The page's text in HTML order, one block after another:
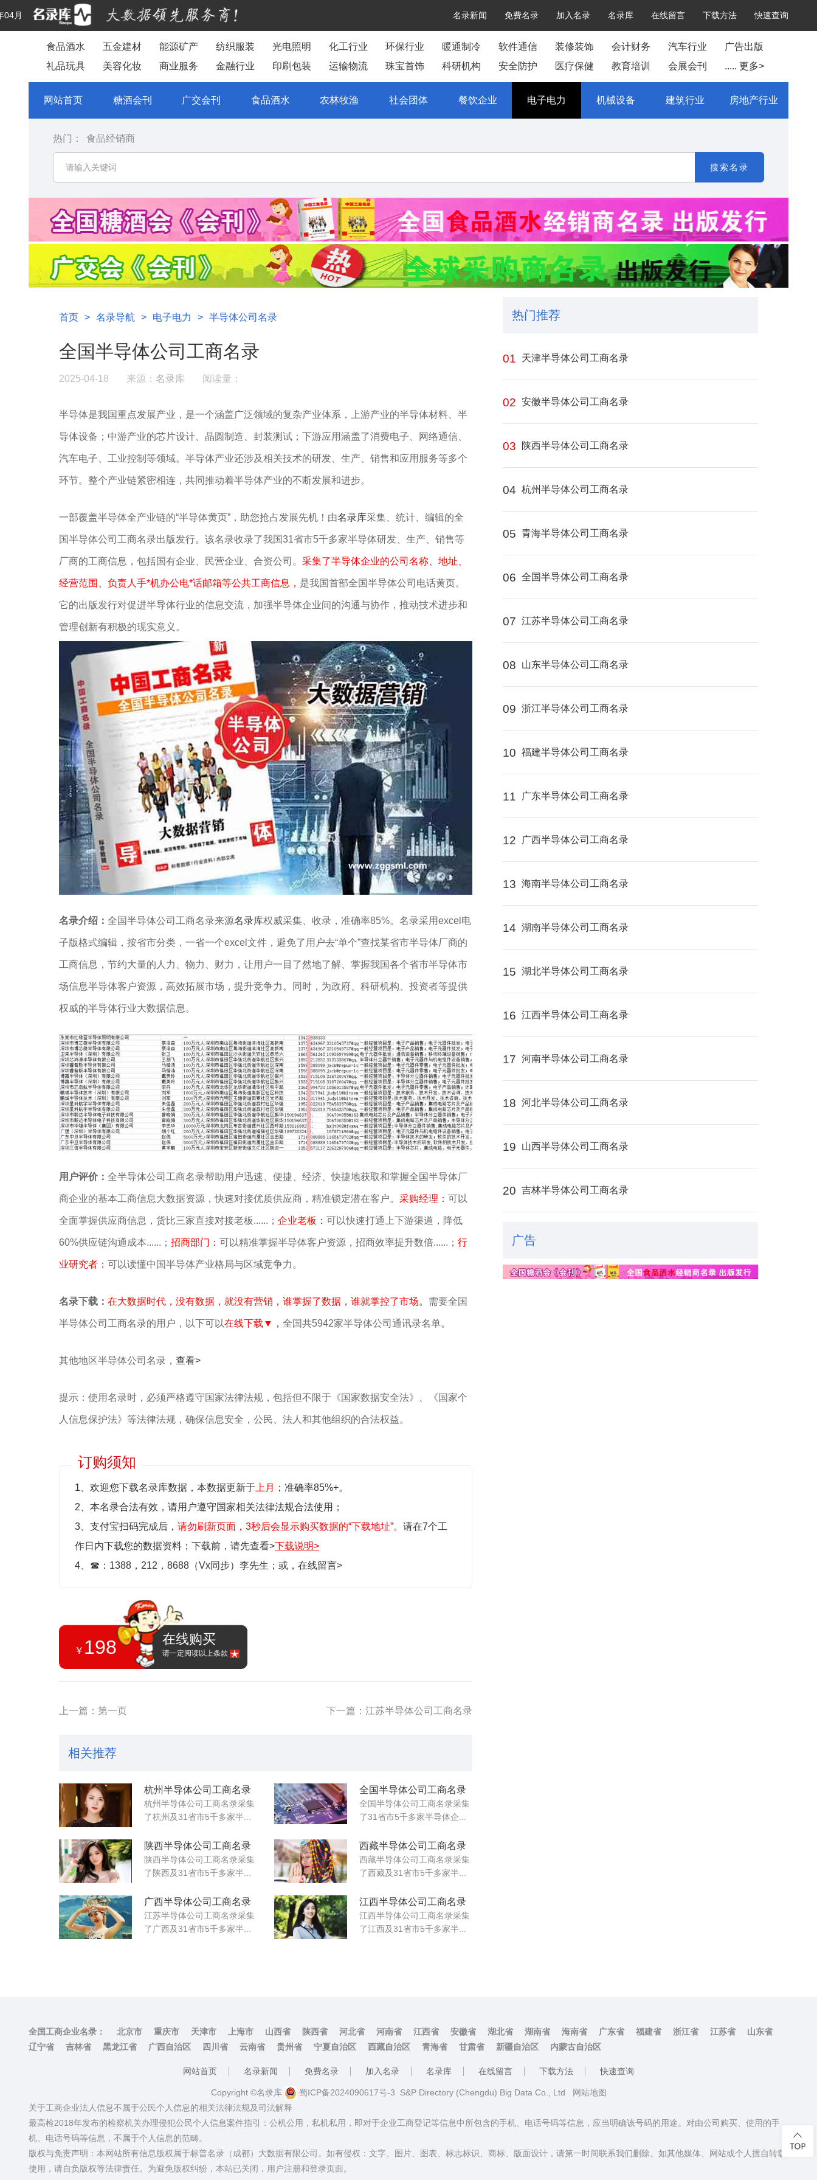
名录新闻 免费名录 加入名录 名录库 在线留言 下载方法 快速查询
04月
食品酒水 五金建材 能源矿产 纺织服装 光电照明 化工行业 环保行业 暖通制冷 软件通信 装修装饰 会计财务 汽车行业
广告出版
礼品玩具
美容化妆 商业服务 金融行业 印刷包装 运输物流 珠宝首饰 科研机构 安全防护 医疗保健 教育培训 会展会刊 ..... 更多>
网站首页 糖酒会刊 广交会刊 食品酒水 农林牧渔 社会团体 餐饮企业 电子电力 机械设备 建筑行业 房地产行业
热门： 食品经销商
搜索名录
首页 > 名录导航 > 电子电力 > 半导体公司名录
全国半导体公司工商名录
2025-04-18 来源： 名录库 阅读量：
半导体是我国重点发展产业， 是一个涵盖广泛领域的复杂产业体系，‌上游产业‌的半导体材料‌、半
导体设备‌；中游产业‌的芯片设计‌、晶圆制造‌、封装测试‌；下游应用‌涵盖了消费电子‌、网络通信‌、
汽车电子‌、工业控制‌等领域。半导体产业还涉及相关技术的研发、生产、销售和应用服务等多个
环节。整个产业链紧密相连，共同推动着半导体产业的不断发展和进步。
一部覆盖半导体全产业链的“半导体黄页”，助您抢占发展先机！由名录库采集、统计、编辑的全
国半导体公司工商名录出版发行。该名录收录了我国31省市5千多家半导体研发、生产、销售等
厂商的工商信息，包括国有企业、民营企业、合资公司。 采集了半导体企业的公司名称、地址、
经营范围、负责人手*机办公电*话邮箱等公共工商信息， 是我国首部全国半导体公司电话黄页。
它的出版发行对促进半导体行业的信息交流，加强半导体企业间的沟通与协作，推动技术进步和
管理创新有积极的现实意义。
名录介绍： 全国半导体公司工商名录来源名录库权威采集、收录，准确率85%。名录采用excel电
子版格式编辑，按省市分类，一省一个excel文件，避免了用户去“单个”查找某省市半导体厂商的
工商信息，节约大量的人力、物力、财力，让用户一目了然地了解、掌握我国各个省市半导体市
场信息半导体客户资源，高效拓展市场，提升竞争力。同时，为政府、科研机构、投资者等提供
权威的半导体行业大数据信息。
用户评价： 全半导体公司工商名录帮助用户迅速、便捷、经济、快捷地获取和掌握全国半导体厂
商企业的基本工商信息大数据资源，快速对接优质供应商，精准锁定潜在客户。 采购经理： 可以
全面掌握供应商信息，货比三家直接对接老板......； 企业老板： 可以快速打通上下游渠道，降低
60%供应链沟通成本......； 招商部门： 可以精准掌握半导体客户资源，招商效率提升数倍......； 行
业研究者： 可以读懂中国半导体产业格局与区域竞争力。
名录下载： 在大数据时代，没有数据，就没有营销，谁掌握了数据，谁就掌控了市场。 需要全国
半导体公司工商名录的用户，以下可以在线下载▼， 全国共5942家半导体公司通讯录名单。
其他地区半导体公司名录， 查看>
提示：使用名录时，必须严格遵守国家法律法规，包括但不限于《国家数据安全法》、《国家个
人信息保护法》等‌法律法规，确保信息安全，公民、法人和其他组织的合法权益。
订购须知
1、欢迎您下载名录库数据，本数据更新于 上月
；准确率85%+。
2、本名录合法有效，请用户遵守国家相关法律法规合法使用；
3、支付宝扫码完成后， 请勿刷新页面，3秒后会显示购买数据的“下载地址”。 请在7个工
作日内下载您的数据资料； 下载前，请先查看>下载说明>
4、 ☎ ：1388，212，8688（Vx同步）李先生；或， 在线留言>
￥ 198 在线购买
请一定阅读以上条款
上一篇：第一页 下一篇：江苏半导体公司工商名录
相关推荐
杭州半导体公司工商名录
杭州半导体公司工商名录采集
了杭州及31省市5千多家半...
全国半导体公司工商名录
全国半导体公司工商名录采集
了31省市5千多家半导体企...
陕西半导体公司工商名录
陕西半导体公司工商名录采集
了陕西及31省市5千多家半...
西藏半导体公司工商名录
西藏半导体公司工商名录采集
了西藏及31省市5千多家半...
广西半导体公司工商名录
江苏半导体公司工商名录采集
了广西及31省市5千多家半...
江西半导体公司工商名录
江西半导体公司工商名录采集
了江西及31省市5千多家半...
热门推荐
01 天津半导体公司工商名录
02 安徽半导体公司工商名录
03 陕西半导体公司工商名录
04 杭州半导体公司工商名录
05 青海半导体公司工商名录
06 全国半导体公司工商名录
07 江苏半导体公司工商名录
08 山东半导体公司工商名录
09 浙江半导体公司工商名录
10 福建半导体公司工商名录
11 广东半导体公司工商名录
12 广西半导体公司工商名录
13 海南半导体公司工商名录
14 湖南半导体公司工商名录
15 湖北半导体公司工商名录
16 江西半导体公司工商名录
17 河南半导体公司工商名录
18 河北半导体公司工商名录
19 山西半导体公司工商名录
20 吉林半导体公司工商名录
广告
全国工商企业名录： 北京市 重庆市 天津市 上海市 山西省 陕西省 河北省 河南省 江西省 安徽省 湖北省 湖南省 海南省 广东省 福建省 浙江省 江苏省
山东省
辽宁省
吉林省 黑龙江省 广西自治区 四川省 云南省 贵州省 宁夏自治区 西藏自治区 青海省 甘肃省 新疆自治区 内蒙古自治区
网站首页 名录新闻 免费名录 加入名录 名录库 在线留言 下载方法 快速查询
Copyright ©名录库 蜀ICP备2024090617号-3 S&P Directory (Chengdu) Big Data Co., Ltd
网站地图
关于工商企业法人信息不属于公民个人信息的相关法律法规及司法解释
最高检2018年发布的检察机关办理侵犯公民个人信息案件指引：公机公用，私机私用，即对于企业工商登记等信息中所包含的手机、电话号码等信息，应当明确该号码的用途。对由公司购买、使用的手
机、电话号码等信息，不属于个人信息的范畴。
版权与免责声明：本网站所有信息版权属于标普名录（成都）大数据有限公司。如有侵权：文字、图片、图表、标志标识、商标、版面设计，请第一时间联系我们删除。如其他媒体、网站或个人擅自转载
使用，请自负版权等法律责任。为避免版权纠纷，本站已关闭，用户注册和登录页面。